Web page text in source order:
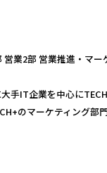
業2部 営業推進・マー
手IT企業を中心に
のマーケティング